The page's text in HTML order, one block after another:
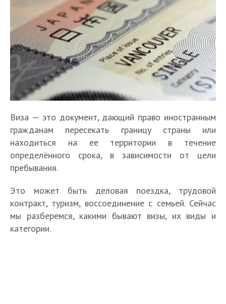
Виза — это документ, дающий право иностранным
гражданам пересекать границу страны или
находиться на ее территории в течение
определённого срока, в зависимости от цели
пребывания.
Это может быть деловая поездка, трудовой
контракт, туризм, воссоединение с семьей. Сейчас
мы разберемся, какими бывают визы, их виды и
категории.